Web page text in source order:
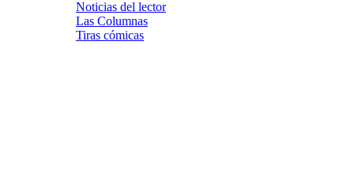
Noticias del lector
Las Columnas
Tiras cómicas